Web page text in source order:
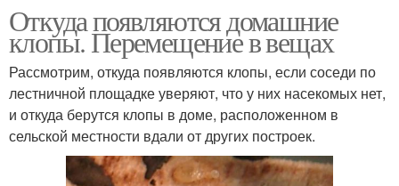
Откуда появляются домашние
клопы. Перемещение в вещах
Рассмотрим, откуда появляются клопы, если соседи по
лестничной площадке уверяют, что у них насекомых нет,
и откуда берутся клопы в доме, расположенном в
сельской местности вдали от других построек.